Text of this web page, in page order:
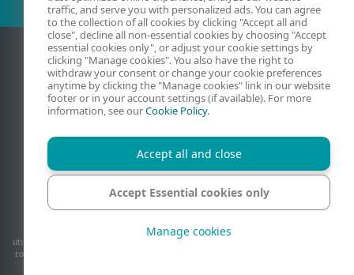
Raportați vulnerabilități
Harta site-ului
© 1992 - 2026 ESET, spol. s r.o. - Toate drepturile rezervate. Mărcile comerciale
utilizate aici sunt mărci comerciale sau mărci comerciale înregistrate ale ESET, spol. s
r.o. sau ale ESET North America. Toate celelalte nume și mărci sunt mărci comerciale
traffic, and serve you with personalized ads. You can agree
to the collection of all cookies by clicking "Accept all and
close", decline all non-essential cookies by choosing "Accept
essential cookies only", or adjust your cookie settings by
clicking "Manage cookies". You also have the right to
withdraw your consent or change your cookie preferences
anytime by clicking the "Manage cookies" link in our website
footer or in your account settings (if available). For more
information, see ourCookie Policy.
Accept all and close
Accept Essential cookies only
Manage cookies